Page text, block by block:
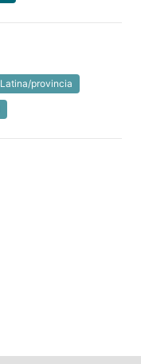
Latina/provincia